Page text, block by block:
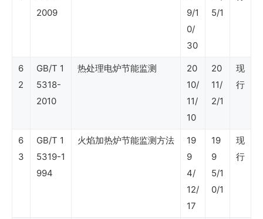
2009
9/1
0/
30
5/1
6
2
GB/T 1
5318-
2010
热处理电炉节能监测
20
10/
11/
10
20
11/
2/1
现
行
6
3
GB/T 1
5319-1
994
火焰加热炉节能监测方法
19
9
4/
12/
17
19
9
5/1
0/1
现
行